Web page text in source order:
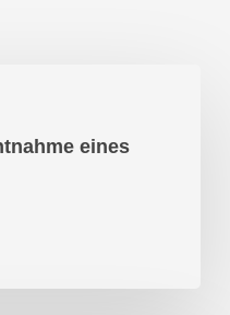
eines